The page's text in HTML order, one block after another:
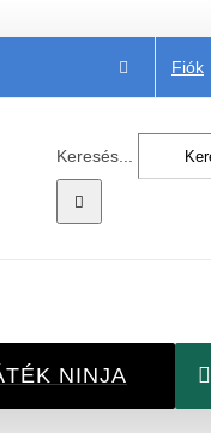
Fiók
Keresés...
NINJA